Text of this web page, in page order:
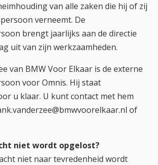
van alle zaken die hij of zij
verneemt. De
brengt jaarlijks aan de directie
uit van zijn werkzaamheden.
van BMW Voor Elkaar is de externe
voor Omnis. Hij staat
u klaar. U kunt contact met hem
of
niet wordt opgelost?
niet naar tevredenheid wordt